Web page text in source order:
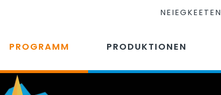
NEIEGKEETEN
PROGRAMM PRODUKTIONEN